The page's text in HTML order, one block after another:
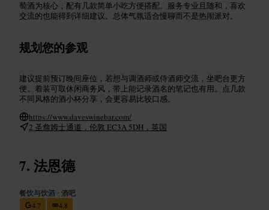
萄酒为核心，配有几款简单小吃方便搭配。服务专业且随和，喜欢
交流的也能得到详细建议。总体气氛适合慢聊而不是热闹派对。
规划您的参观
建议提前预订晚间座位，若想与调酒师或侍酒师交流，坐吧台更方
便。着装可取休闲商务风，带上能记录酒名的笔记也有用。点几款
不同风格的酒小杯分享，会更容易比较口感。
https://www.daveswinebar.com/
2 圣詹姆士通道，伦敦 EC3A 5DH，英国
法恩德
餐饮与饮酒 •酒吧
4.7
4.8